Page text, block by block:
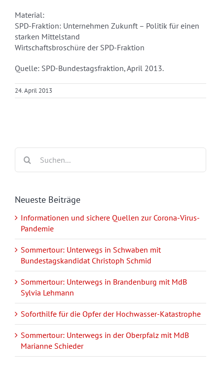
Material:
SPD-Fraktion: Unternehmen Zukunft – Politik für einen
starken Mittelstand
Wirtschaftsbroschüre der SPD-Fraktion
Quelle: SPD-Bundestagsfraktion, April 2013.
24. April 2013
nach:
Neueste Beiträge
Informationen und sichere Quellen zur Corona-Virus-
Pandemie
Sommertour: Unterwegs in Schwaben mit
Bundestagskandidat Christoph Schmid
Sommertour: Unterwegs in Brandenburg mit MdB
Sylvia Lehmann
Soforthilfe für die Opfer der Hochwasser-Katastrophe
Sommertour: Unterwegs in der Oberpfalz mit MdB
Marianne Schieder